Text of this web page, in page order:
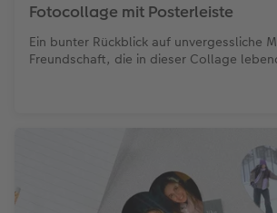
Fotocollage mit Posterleiste
Ein bunter Rückblick auf unvergessliche
Freundschaft, die in dieser Collage